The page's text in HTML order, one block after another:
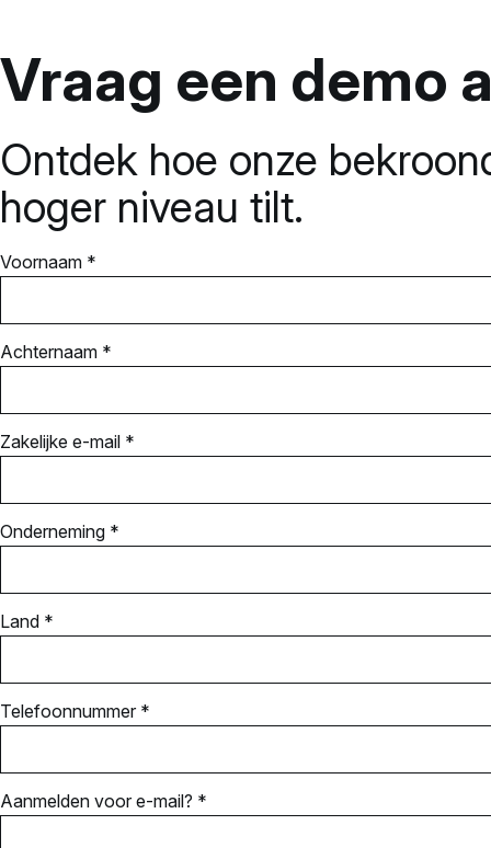
Vraag een demo
Ontdek hoe onze
hoger niveau tilt.
Voornaam *
Achternaam *
Zakelijke e-mail *
Onderneming *
Land *
Telefoonnummer *
Aanmelden voor e-mail? *